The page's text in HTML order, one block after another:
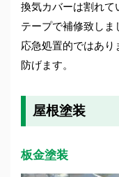
換気カバーは割れて
テープで補修致しま
応急処置的ではあ
防げます。
屋根塗装
板金塗装